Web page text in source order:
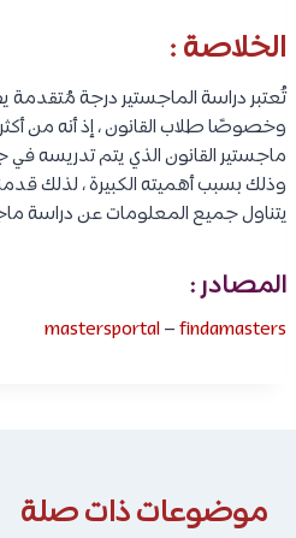
الخلاصة :
تُعتبر دراسة الماجستير درجة مُتقدمة
وخصوصًا طلاب القانون ، إذ أنه من
ماجستير القانون الذي يتم تدريسه في
وذلك بسبب أهميته الكبيرة ، لذلك
يتناول جميع المعلومات عن دراسة
المصادر :
mastersportal–findamasters
موضوعات ذات صلة